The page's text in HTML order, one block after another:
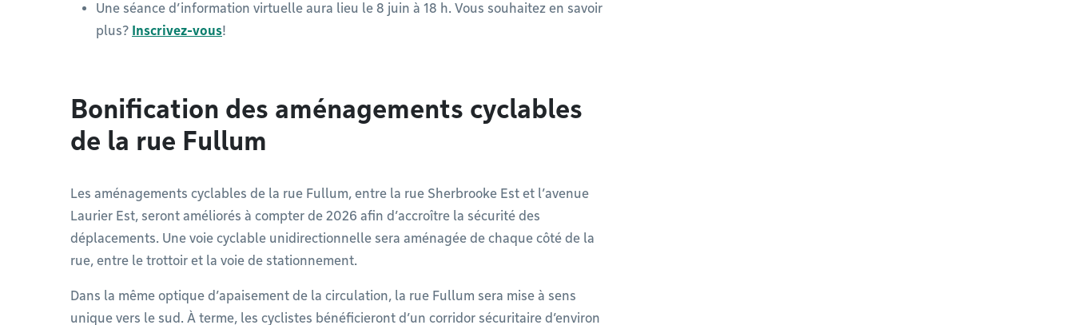
Une séance d’information virtuelle aura lieu le 8 juin à 18 h. Vous souhaitez en savoir
plus? Inscrivez-vous!
Bonification des aménagements cyclables
de la rue Fullum
Les aménagements cyclables de la rue Fullum, entre la rue Sherbrooke Est et l’avenue
Laurier Est, seront améliorés à compter de 2026 afin d’accroître la sécurité des
déplacements. Une voie cyclable unidirectionnelle sera aménagée de chaque côté de la
rue, entre le trottoir et la voie de stationnement.
Dans la même optique d’apaisement de la circulation, la rue Fullum sera mise à sens
unique vers le sud. À terme, les cyclistes bénéficieront d’un corridor sécuritaire d’environ